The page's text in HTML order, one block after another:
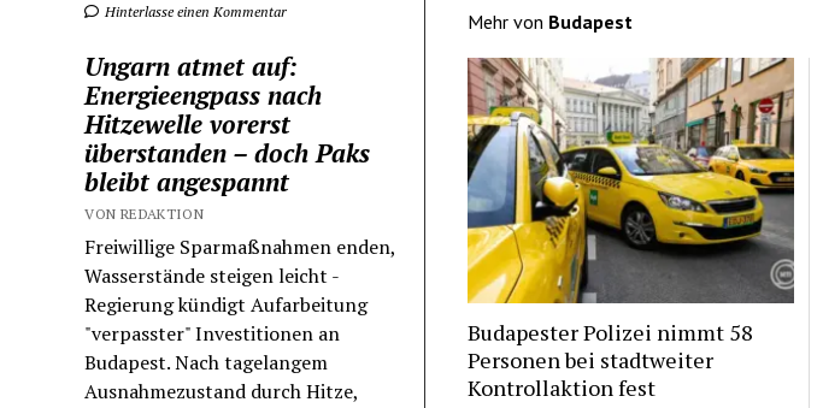
Hinterlasse einen Kommentar
Ungarn atmet auf:
Energieengpass nach
Hitzewelle vorerst
überstanden – doch Paks
bleibt angespannt
VON REDAKTION
Freiwillige Sparmaßnahmen enden,
Wasserstände steigen leicht -
Regierung kündigt Aufarbeitung
"verpasster" Investitionen an
Budapest. Nach tagelangem
Ausnahmezustand durch Hitze,
Mehr von Budapest
Budapester Polizei nimmt 58
Personen bei stadtweiter
Kontrollaktion fest